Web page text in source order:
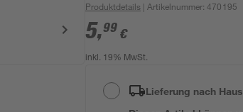
Produktdetails | Artikelnummer:470195
5,99 €
inkl. 19% MwSt.
Lieferung nach